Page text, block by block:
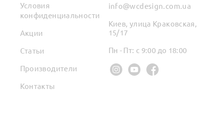
Условия
конфиденциальности
Акции
Статьи
Производители
Контакты
info@wcdesign.com.ua
Киев, улица Краковская,
15/17
Пн - Пт: с 9:00 до 18:00